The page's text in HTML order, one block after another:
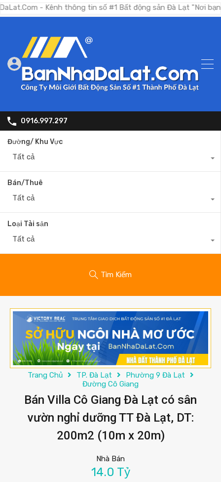
- Kênh thông tin số #1 Bất động sản Đà Lạt "Nơi bạn tìm
0916.997.297
Đường/ Khu Vực
Tất cả
Bán/Thuê
Tất cả
Loại Tài sản
Tất cả
Tìm Kiếm
Trang Chủ TP. Đà Lạt
Phường 9 Đà Lạt
Đường Cô Giang
Bán Villa Cô Giang Đà Lạt có sân
vườn nghỉ dưỡng TT Đà Lạt, DT:
200m2 (10m x 20m)
Nhà Bán
14.0 Tỷ